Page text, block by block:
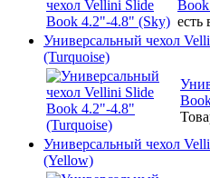
есть
Универсальный чехол
(Turquoise)
Универсальный чехол
(Yellow)